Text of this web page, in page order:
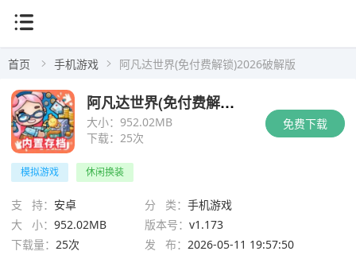
首页 手机游戏 阿凡达世界(免付费解锁)2026破解版
免费下载
大小： 952.02MB
下载： 25次
阿凡达世界(免付费解锁)2026破解版
模拟游戏 休闲换装
支 持： 安卓 分 类： 手机游戏
大 小： 952.02MB 版本号： v1.173
下载量： 25次 发 布： 2026-05-11 19:57:50